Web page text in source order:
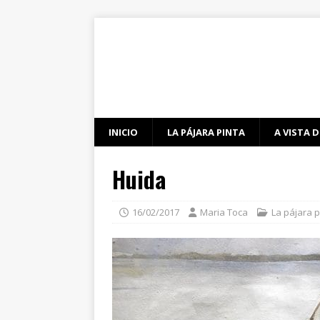
INICIO LA PÁJARA PINTA A VISTA
Huida
16/02/2017 Maria Toca La pájara